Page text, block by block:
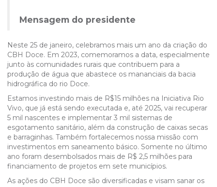
Mensagem do presidente
Neste 25 de janeiro, celebramos mais um ano da criação do
CBH Doce. Em 2023, comemoramos a data, especialmente
junto às comunidades rurais que contribuem para a
produção de água que abastece os mananciais da bacia
hidrográfica do rio Doce.
Estamos investindo mais de R$15 milhões na Iniciativa Rio
Vivo, que já está sendo executada e, até 2025, vai recuperar
5 mil nascentes e implementar 3 mil sistemas de
esgotamento sanitário, além da construção de caixas secas
e barraginhas. Também fortalecemos nossa missão com
investimentos em saneamento básico. Somente no último
ano foram desembolsados mais de R$ 2,5 milhões para
financiamento de projetos em sete municípios.
As ações do CBH Doce são diversificadas e visam sanar os